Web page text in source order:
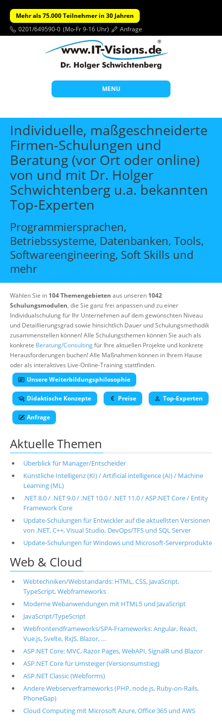
Mehr als 75.000 Teilnehmer in 30 Jahren
0201/649590-0 (Mo-Fr 9-16 Uhr) Anfrage
MENU
Start
Themen
Beratung
Individuelle Schulungen
Offene Seminare
Wissen
Über uns
Suche
Individuelle, maßgeschneiderte
Firmen-Schulungen und
Beratung (vor Ort oder online)
von und mit Dr. Holger
Schwichtenberg u.a. bekannten
Top-Experten
Programmiersprachen,
Betriebssysteme, Datenbanken, Tools,
Softwareengineering, Soft Skills und
mehr
Wählen Sie in 104 Themengebieten aus unseren 1042
Schulungsmodulen, die Sie ganz frei anpassen und zu einer
Individualschulung für Ihr Unternehmen auf dem gewünschten Niveau
und Detaillierungsgrad sowie hinsichtlich Dauer und Schulungsmethodik
zusammenstellen können! Alle Schulungsthemen können Sie auch als
konkrete Beratung/Consultingfür Ihre aktuellen Projekte und konkrete
Herausforderungen buchen! Alle Maßnahmen können in Ihrem Hause
oder als interaktives Live-Online-Training stattfinden.
Unsere Weiterbildungsphilosophie
Didaktische Konzepte Preise Top-Experten
Anfrage
Aktuelle Themen
Überblick für Manager/Entscheider
Künstliche Intelligenz (KI) / Artificial intelligence (AI) / Machine
Learning (ML)
.NET 8.0 / .NET 9.0 / .NET 10.0 / .NET 11.0 / ASP.NET Core / Entity
Framework Core
Update-Schulungen für Entwickler auf die aktuellsten Versionen
von .NET, C++, Visual Studio, DevOps/TFS und SQL Server
Update-Schulungen für Windows und Microsoft-Serverprodukte
Web & Cloud
Webtechniken/Webstandards: HTML, CSS, JavaScript,
TypeScript, Webframeworks
Moderne Webanwendungen mit HTML5 und JavaScript
JavaScript/TypeScript
Webfrontendframeworks/SPA-Frameworks: Angular, React,
Vue.js, Svelte, RxJS, Blazor, …
ASP.NET Core: MVC, Razor Pages, WebAPI, SignalR und Blazor
ASP.NET Core für Umsteiger (Versionsumstieg)
ASP.NET Classic (Webforms)
Andere Webserverframeworks (PHP, node.js, Ruby-on-Rails,
PhoneGap)
Cloud Computing mit Microsoft Azure, Office 365 und AWS